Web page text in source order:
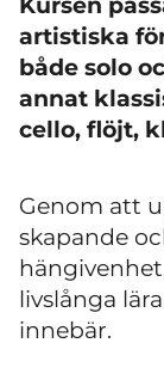
artistiska
både solo
annat
cello, flöjt,
Genom att
skapande
livslånga
innebär.